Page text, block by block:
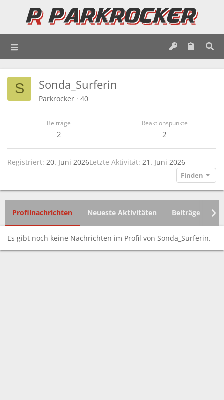
S Sonda_Surferin
Parkrocker · 40
Beiträge
2
Reaktionspunkte
2
Registriert 20. Juni 2026Letzte Aktivität 21. Juni 2026
Finden
Profilnachrichten Neueste Aktivitäten Beiträge
Es gibt noch keine Nachrichten im Profil von Sonda_Surferin.